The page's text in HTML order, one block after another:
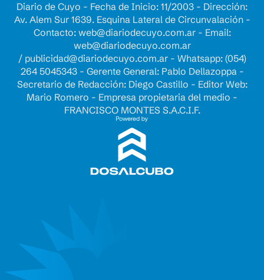
Diario de Cuyo - Fecha de Inicio: 11/2003 - Dirección:
Av. Alem Sur 1639. Esquina Lateral de Circunvalación -
Contacto: web@diariodecuyo.com.ar- Email:
web@diariodecuyo.com.ar
/ publicidad@diariodecuyo.com.ar- Whatsapp: (054)
264 5045343 - Gerente General: Pablo Dellazoppa -
Secretario de Redacción: Diego Castillo - Editor Web:
Mario Romero - Empresa propietaria del medio -
FRANCISCO MONTES S.A.C.I.F.